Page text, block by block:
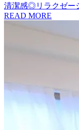
清潔感◎リラクゼー
READ MORE